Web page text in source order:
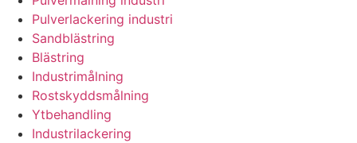
Pulverlackering industri
Sandblästring
Blästring
Industrimålning
Rostskyddsmålning
Ytbehandling
Industrilackering